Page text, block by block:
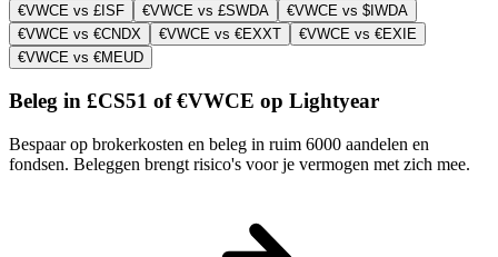
€VWCE vs £ISF
€VWCE vs £SWDA
€VWCE vs $IWDA
€VWCE vs €CNDX
€VWCE vs €EXXT
€VWCE vs €EXIE
€VWCE vs €MEUD
Beleg in £CS51 of €VWCE op Lightyear
Bespaar op brokerkosten en beleg in ruim 6000 aandelen en
fondsen. Beleggen brengt risico's voor je vermogen met zich mee.